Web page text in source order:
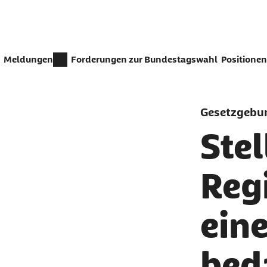
Meldungen Forderungen zur Bundestagswahl Positionen